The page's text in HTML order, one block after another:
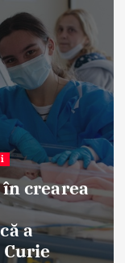
PR
Salonta, a